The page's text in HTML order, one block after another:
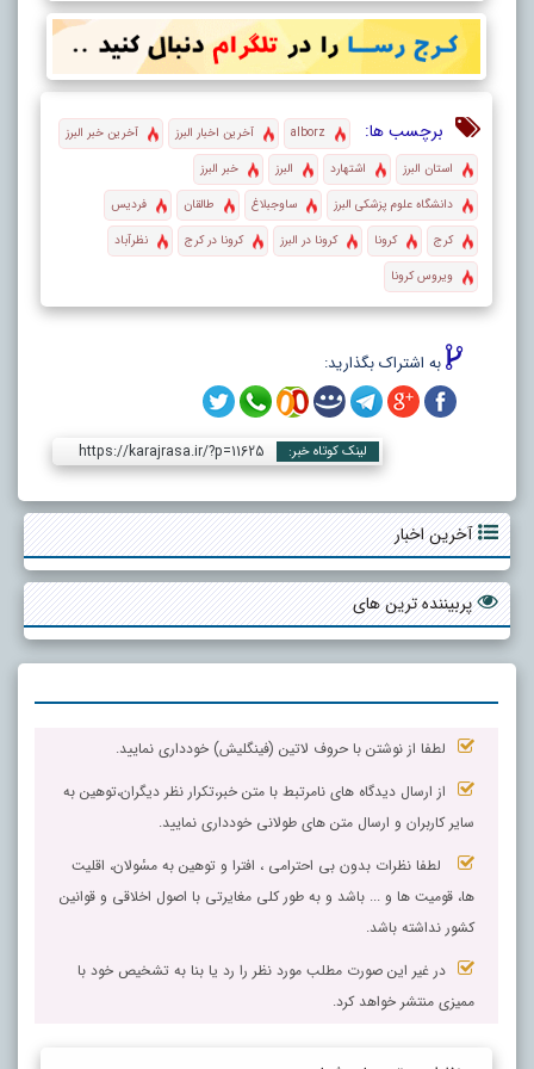
برچسب ها: alborz آخرین اخبار البرز
آخرین خبر البرز
استان البرز
اشتهارد البرز
خبر البرز
دانشگاه علوم پزشکی البرز
ساوجبلاغ طالقان
فردیس
کرج
کرونا کرونا در البرز کرونا در کرج
نظرآباد
ویروس کرونا
به اشتراک بگذارید:
لینک کوتاه خبر: https://karajrasa.ir/?p=11625
آخرین اخبار
پربیننده ترین های
لطفا از نوشتن با حروف لاتین (فینگلیش) خودداری نمایید.
از ارسال دیدگاه های نامرتبط با متن خبر،تکرار نظر دیگران،توهین به
سایر کاربران و ارسال متن های طولانی خودداری نمایید.
لطفا نظرات بدون بی احترامی ، افترا و توهین به مسٔولان، اقلیت
ها، قومیت ها و ... باشد و به طور کلی مغایرتی با اصول اخلاقی و قوانین
کشور نداشته باشد.
در غیر این صورت مطلب مورد نظر را رد یا بنا به تشخیص خود با
ممیزی منتشر خواهد کرد.